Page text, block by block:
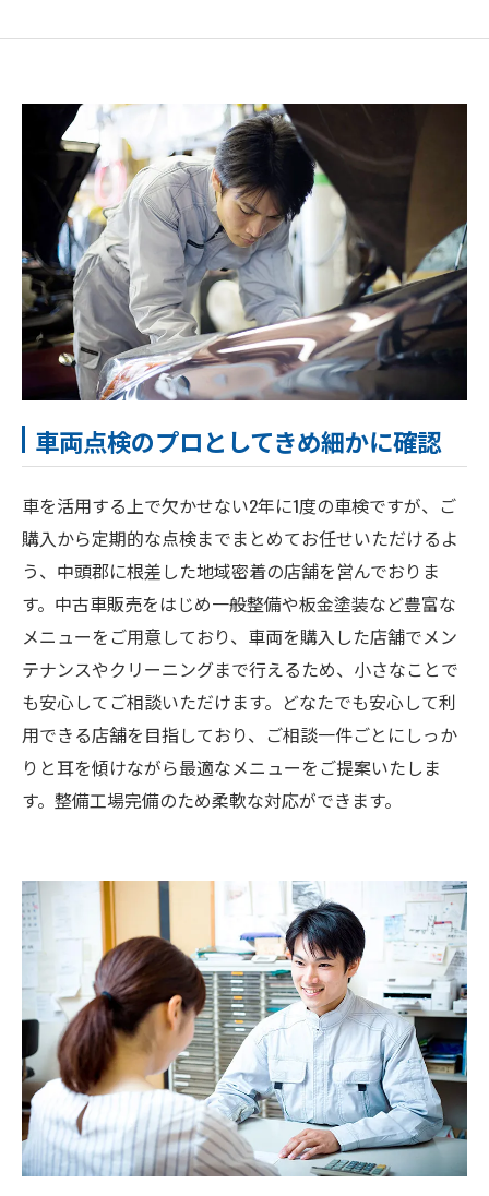
車両点検のプロとしてきめ細かに確認
車を活用する上で欠かせない2年に1度の車検ですが、ご
購入から定期的な点検までまとめてお任せいただけるよ
う、中頭郡に根差した地域密着の店舗を営んでおりま
す。中古車販売をはじめ一般整備や板金塗装など豊富な
メニューをご用意しており、車両を購入した店舗でメン
テナンスやクリーニングまで行えるため、小さなことで
も安心してご相談いただけます。どなたでも安心して利
用できる店舗を目指しており、ご相談一件ごとにしっか
りと耳を傾けながら最適なメニューをご提案いたしま
す。整備工場完備のため柔軟な対応ができます。